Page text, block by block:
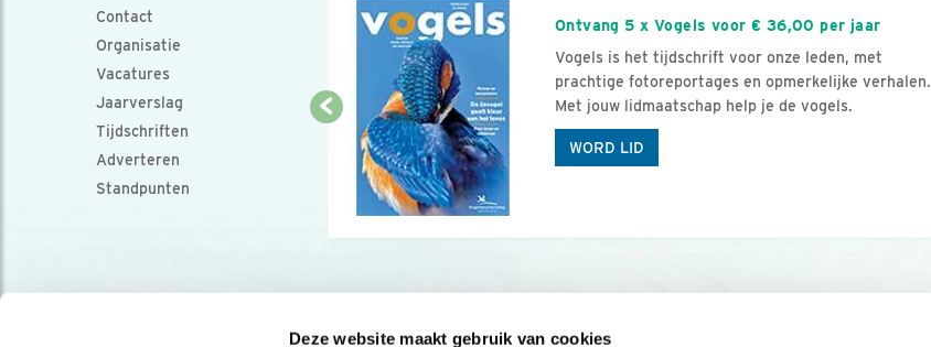
Deze website maakt gebruik van cookies
Contact
Organisatie
Vacatures
Jaarverslag
Tijdschriften
Adverteren
Standpunten
Ontvang 5 x Vogels voor € 36,00 per jaar
Vogels is het tijdschrift voor onze leden, met
prachtige fotoreportages en opmerkelijke verhalen.
Met jouw lidmaatschap help je de vogels.
WORD LID